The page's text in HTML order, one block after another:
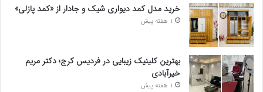
خرید مدل کمد دیواری شیک و جادار از «کمد پازلی»
1 هفته پیش
بهترین کلینیک زیبایی در فردیس کرج؛ دکتر مریم
خیرآبادی
1 هفته پیش